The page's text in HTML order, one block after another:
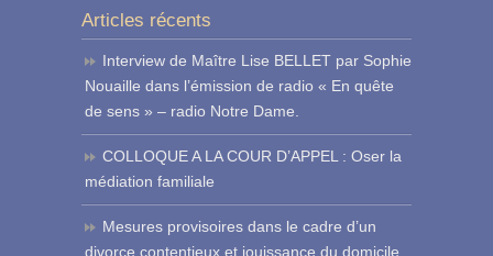
Articles récents
Interview de Maître Lise BELLET par Sophie
Nouaille dans l’émission de radio « En quête
de sens » – radio Notre Dame.
COLLOQUE A LA COUR D’APPEL : Oser la
médiation familiale
Mesures provisoires dans le cadre d’un
divorce contentieux et jouissance du domicile